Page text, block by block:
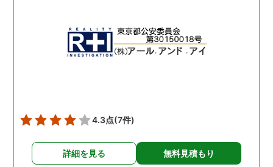
を予想しながら調査してく
れて、実際に不貞の現場も
数回おさえることができと
らしいです。 また、さまざ
り、私の精神的なフォロー
だけでなく、その後の弁護
後どうですか？と連絡ま
して下さり応援してるか
ねと温かい言葉までかけ
お願いしたいと思ってお
ます。本当にありがとう
4.3点(7件)
詳細を見る 無料見積もり